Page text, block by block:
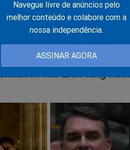
Navegue livre de anúncios pelo
melhor conteúdo e colabore com a
nossa independência.
ASSINAR AGORA
no famigerado Inquérito das
de censura, prisões e estranhas
Mas, como ter esse livro na
products/supremo-